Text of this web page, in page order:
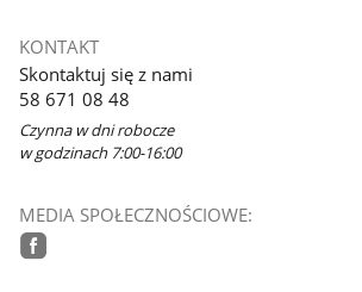
nowym
KONTAKT
Skontaktuj się z nami
58 671 08 48
Czynna w dni robocze
w godzinach 7:00-16:00
MEDIA SPOŁECZNOŚCIOWE: